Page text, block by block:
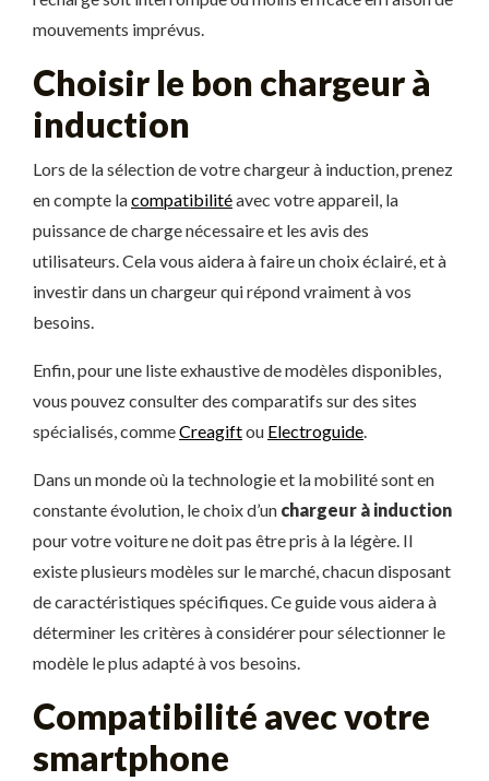
mouvements imprévus.
Choisir le bon chargeur à
induction
Lors de la sélection de votre chargeur à induction, prenez
en compte lacompatibilitéavec votre appareil, la
puissance de charge nécessaire et les avis des
utilisateurs. Cela vous aidera à faire un choix éclairé, et à
investir dans un chargeur qui répond vraiment à vos
besoins.
Enfin, pour une liste exhaustive de modèles disponibles,
vous pouvez consulter des comparatifs sur des sites
spécialisés, commeCreagiftou Electroguide.
Dans un monde où la technologie et la mobilité sont en
constante évolution, le choix d’un chargeur à induction
pour votre voiture ne doit pas être pris à la légère. Il
existe plusieurs modèles sur le marché, chacun disposant
de caractéristiques spécifiques. Ce guide vous aidera à
déterminer les critères à considérer pour sélectionner le
modèle le plus adapté à vos besoins.
Compatibilité avec votre
smartphone